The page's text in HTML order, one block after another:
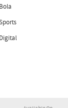
Bola
Digital